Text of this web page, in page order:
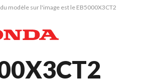
modèle sur l'image est le EB5000X3CT2